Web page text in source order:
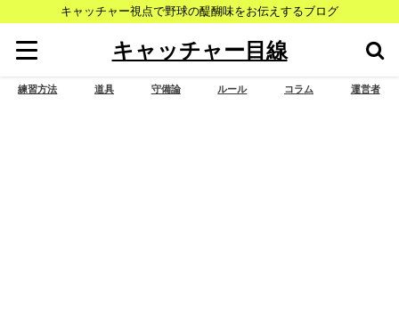
キャッチャー視点で野球の醍醐味をお伝えするブログ
キャッチャー目線
練習方法 道具 守備論 ルール コラム 運営者